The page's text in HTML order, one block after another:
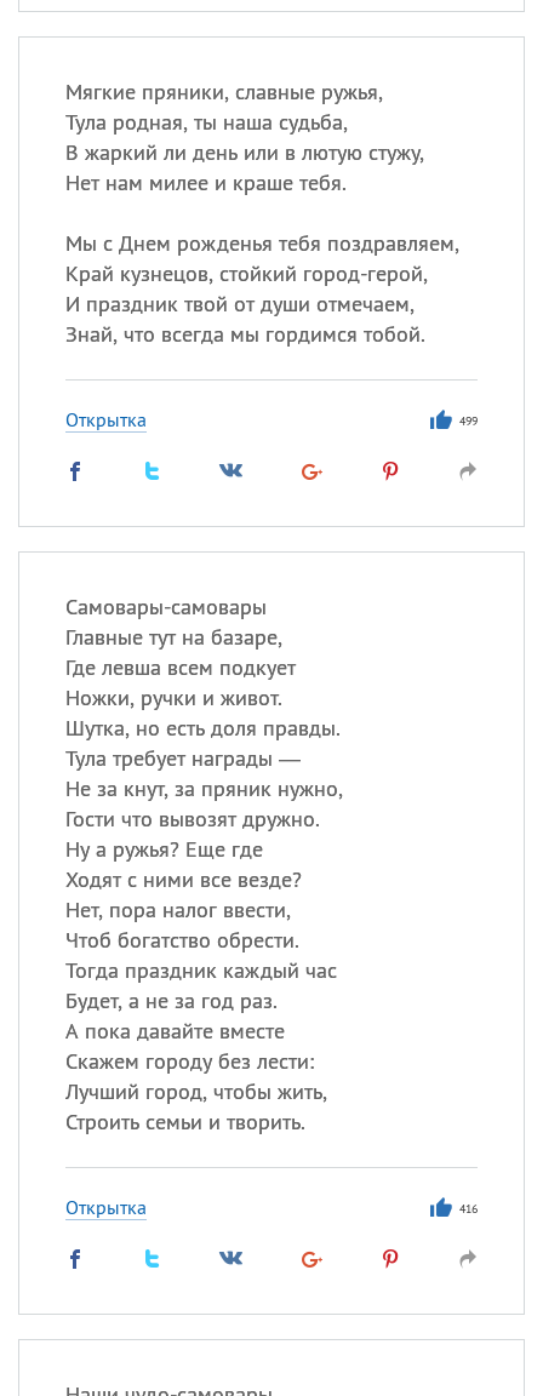
Мягкие пряники, славные ружья,
Тула родная, ты наша судьба,
В жаркий ли день или в лютую стужу,
Нет нам милее и краше тебя.
Мы с Днем рожденья тебя поздравляем,
Край кузнецов, стойкий город-герой,
И праздник твой от души отмечаем,
Знай, что всегда мы гордимся тобой.
Открытка 499
Самовары-самовары
Главные тут на базаре,
Где левша всем подкует
Ножки, ручки и живот.
Шутка, но есть доля правды.
Тула требует награды —
Не за кнут, за пряник нужно,
Гости что вывозят дружно.
Ну а ружья? Еще где
Ходят с ними все везде?
Нет, пора налог ввести,
Чтоб богатство обрести.
Тогда праздник каждый час
Будет, а не за год раз.
А пока давайте вместе
Скажем городу без лести:
Лучший город, чтобы жить,
Строить семьи и творить.
Открытка 416